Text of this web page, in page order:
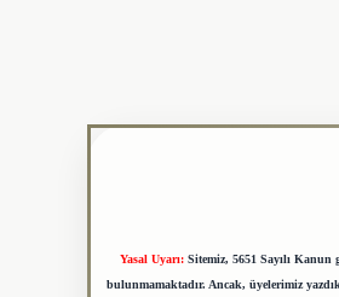
Yasal Uyarı: Sitemiz, 5651 Sayılı
bulunmamaktadır. Ancak, üyelerimiz